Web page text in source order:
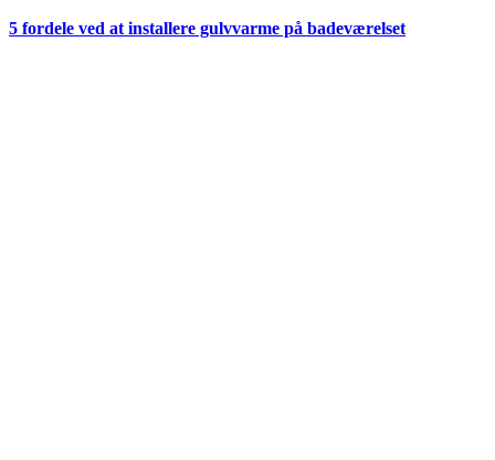
5 fordele ved at installere gulvvarme på badeværelset